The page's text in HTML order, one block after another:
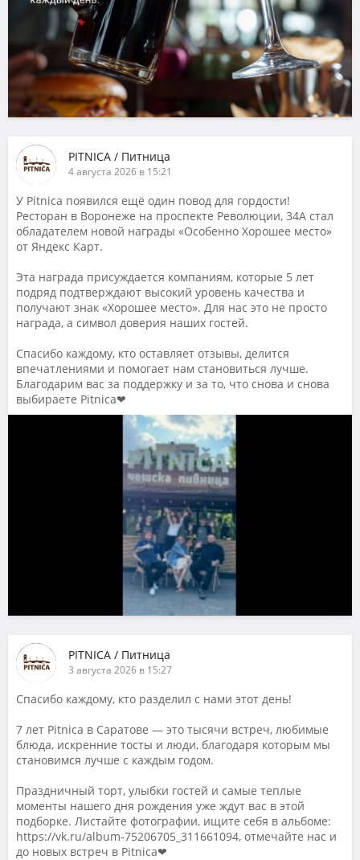
PITNICA / Питница
4 августа 2026 в 15:21
У Pitnica появился ещё один повод для гордости!
Ресторан в Воронеже на проспекте Революции, 34А стал
обладателем новой награды «Особенно Хорошее место»
от Яндекс Карт.
Эта награда присуждается компаниям, которые 5 лет
подряд подтверждают высокий уровень качества и
получают знак «Хорошее место». Для нас это не просто
награда, а символ доверия наших гостей.
Спасибо каждому, кто оставляет отзывы, делится
впечатлениями и помогает нам становиться лучше.
Благодарим вас за поддержку и за то, что снова и снова
выбираете Pitnica❤
PITNICA / Питница
3 августа 2026 в 15:27
Спасибо каждому, кто разделил с нами этот день!
7 лет Pitnica в Саратове — это тысячи встреч, любимые
блюда, искренние тосты и люди, благодаря которым мы
становимся лучше с каждым годом.
Праздничный торт, улыбки гостей и самые теплые
моменты нашего дня рождения уже ждут вас в этой
подборке. Листайте фотографии, ищите себя в альбоме:
https://vk.ru/album-75206705_311661094, отмечайте нас и
до новых встреч в Pitnica❤